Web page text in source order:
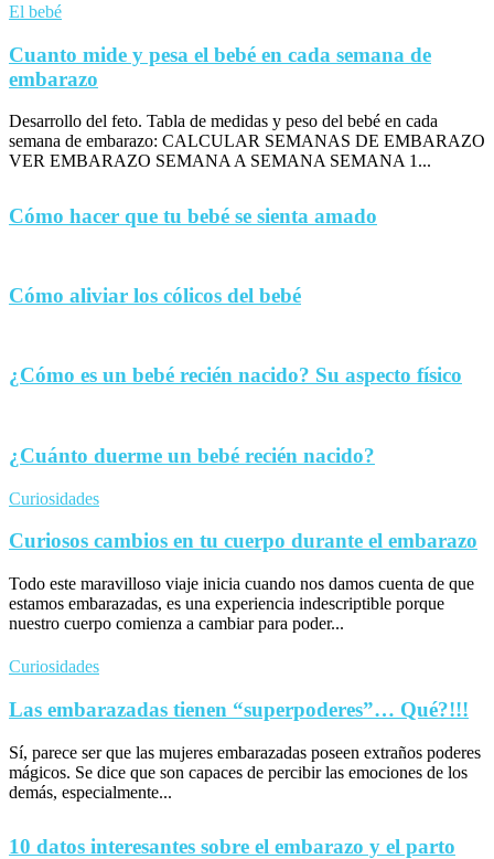
El bebé
Cuanto mide y pesa el bebé en cada semana de
embarazo
Desarrollo del feto. Tabla de medidas y peso del bebé en cada
semana de embarazo: CALCULAR SEMANAS DE EMBARAZO
VER EMBARAZO SEMANA A SEMANA SEMANA 1...
Cómo hacer que tu bebé se sienta amado
Cómo aliviar los cólicos del bebé
¿Cómo es un bebé recién nacido? Su aspecto físico
¿Cuánto duerme un bebé recién nacido?
Curiosidades
Curiosos cambios en tu cuerpo durante el embarazo
Todo este maravilloso viaje inicia cuando nos damos cuenta de que
estamos embarazadas, es una experiencia indescriptible porque
nuestro cuerpo comienza a cambiar para poder...
Curiosidades
Las embarazadas tienen “superpoderes”… Qué?!!!
Sí, parece ser que las mujeres embarazadas poseen extraños poderes
mágicos. Se dice que son capaces de percibir las emociones de los
demás, especialmente...
10 datos interesantes sobre el embarazo y el parto